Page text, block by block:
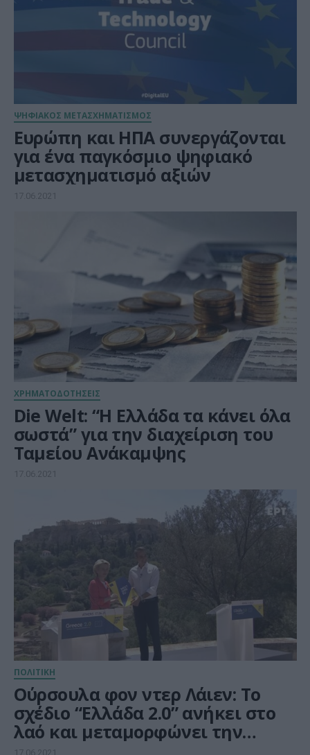
ΨΗΦΙΑΚΟΣ ΜΕΤΑΣΧΗΜΑΤΙΣΜΟΣ
Ευρώπη και ΗΠΑ συνεργάζονται
για ένα παγκόσμιο ψηφιακό
μετασχηματισμό αξιών
17.06.2021
ΧΡΗΜΑΤΟΔΟΤΗΣΕΙΣ
Die Welt: “Η Ελλάδα τα κάνει όλα
σωστά” για την διαχείριση του
Ταμείου Ανάκαμψης
17.06.2021
ΠΟΛΙΤΙΚΗ
Ούρσουλα φον ντερ Λάιεν: Το
σχέδιο “Ελλάδα 2.0” ανήκει στο
λαό και μεταμορφώνει την
ελληνική οικονομία
17.06.2021